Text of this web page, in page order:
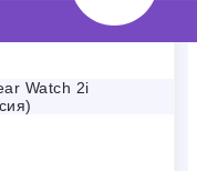
Watch 2i